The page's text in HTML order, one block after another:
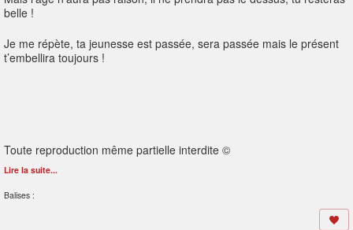
belle !
Je me répète, ta jeunesse est passée, sera passée mais le présent
t’embellira toujours !
Toute reproduction même partielle interdite ©
Lire la suite...
Balises :